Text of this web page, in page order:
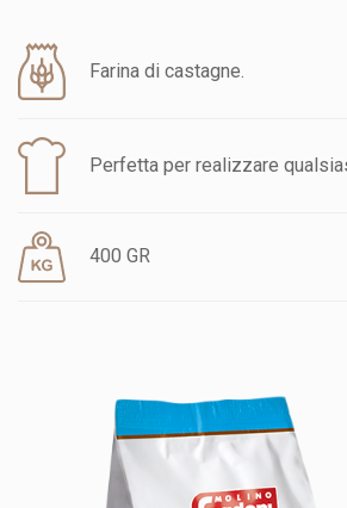
Farina di castagne.
Perfetta per realizzare
400 GR